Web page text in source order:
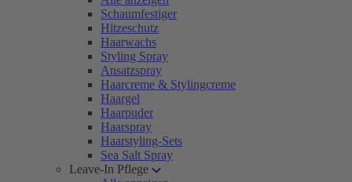
Schaumfestiger
Hitzeschutz
Haarwachs
Styling Spray
Ansatzspray
Haarcreme & Stylingcreme
Haargel
Haarpuder
Haarspray
Haarstyling-Sets
Sea Salt Spray
Leave-In Pflege